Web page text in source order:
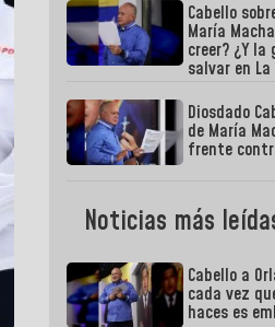
Cabello
María
creer? ¿Y
salvar en
Diosdado
de María
frente
Noticias más
Cabello a
cada vez
haces es